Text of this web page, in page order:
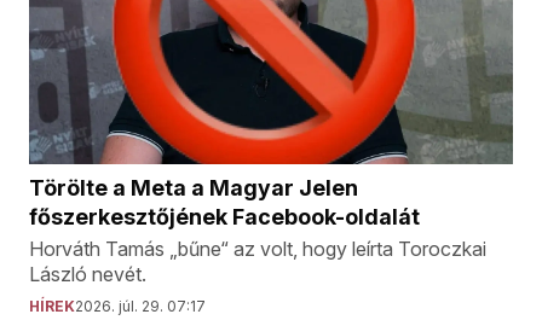
Törölte a Meta a Magyar Jelen
főszerkesztőjének Facebook-oldalát
Horváth Tamás „bűne“ az volt, hogy leírta Toroczkai
László nevét.
HÍREK2026. júl. 29. 07:17